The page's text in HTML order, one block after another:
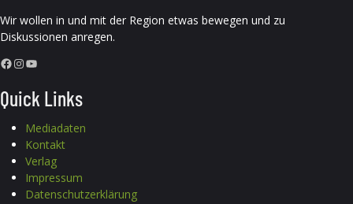
Wir wollen in und mit der Region etwas bewegen und zu
Diskussionen anregen.
Facebook InstagramYouTube
Quick Links
Mediadaten
Kontakt
Verlag
Impressum
Datenschutzerklärung